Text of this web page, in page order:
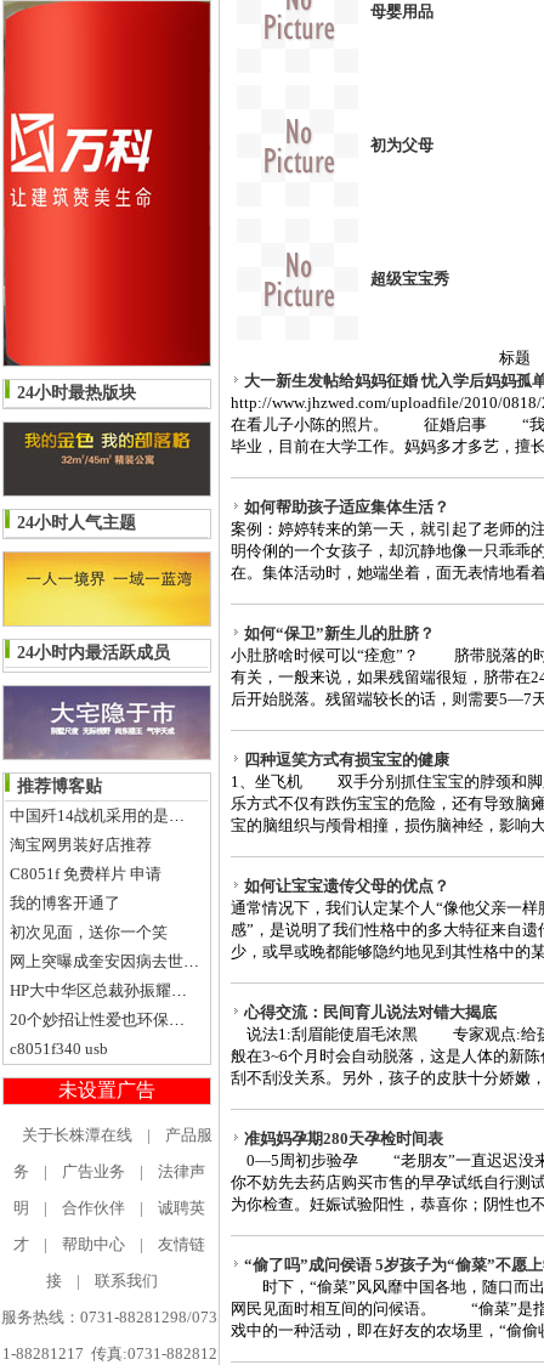
24小时最热版块
24小时人气主题
24小时内最活跃成员
推荐博客贴
中国歼14战机采用的是自研矢量发动机
淘宝网男装好店推荐
C8051f 免费样片 申请
我的博客开通了
初次见面，送你一个笑
网上突曝成奎安因病去世消息，文隽回应称是误传
HP大中华区总裁孙振耀退休感言
20个妙招让性爱也环保起来
c8051f340 usb
未设置广告
母婴用品
初为父母
超级宝宝秀
标题
大一新生发帖给妈妈征婚 忧入学后妈妈孤
http://www.jhzwed.com/uploadfile/2010/
在看儿子小陈的照片。 征婚启事 “我妈
毕业，目前在大学工作。妈妈多才多艺，擅
如何帮助孩子适应集体生活？
案例：婷婷转来的第一天，就引起了老师的
明伶俐的一个女孩子，却沉静地像一只乖乖
在。集体活动时，她端坐着，面无表情地看
如何“保卫”新生儿的肚脐？
小肚脐啥时候可以“痊愈”？ 脐带脱落的
有关，一般来说，如果残留端很短，脐带
后开始脱落。残留端较长的话，则需要5—7
四种逗笑方式有损宝宝的健康
1、坐飞机 双手分别抓住宝宝的脖颈和脚
乐方式不仅有跌伤宝宝的危险，还有导致脑
宝的脑组织与颅骨相撞，损伤脑神经，影响
如何让宝宝遗传父母的优点？
通常情况下，我们认定某个人“像他父亲一
感”，是说明了我们性格中的多大特征来自
少，或早或晚都能够隐约地见到其性格中的
心得交流：民间育儿说法对错大揭底
说法1:刮眉能使眉毛浓黑 专家观点:给孩
般在3~6个月时会自动脱落，这是人体的新
刮不刮没关系。另外，孩子的皮肤十分娇嫩
准妈妈孕期280天孕检时间表
0—5周初步验孕 “老朋友”一直迟迟没来
你不妨先去药店购买市售的早孕试纸自行测
为你检查。妊娠试验阳性，恭喜你；阴性也
“偷了吗”成问侯语 5岁孩子为“偷菜”不愿
时下，“偷菜”风风靡中国各地，随口而出
网民见面时相互间的问候语。 “偷菜”是
戏中的一种活动，即在好友的农场里，“偷偷
关于长株潭在线 |
产品服
务
| 广告业务 |
法律声
明
| 合作伙伴 |
诚聘英
才
| 帮助中心 |
友情链
接
|
联系我们
服务热线：0731-88281298/073
1-88281217 传真:0731-882812